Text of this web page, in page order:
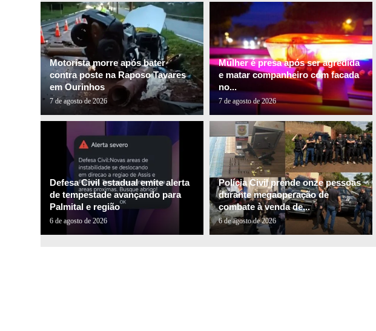
Motorista morre após bater
contra poste na Raposo Tavares
em Ourinhos
7 de agosto de 2026
Mulher é presa após ser agredida
e matar companheiro com facada
no...
7 de agosto de 2026
Defesa Civil estadual emite alerta
de tempestade avançando para
Palmital e região
6 de agosto de 2026
Polícia Civil prende onze pessoas
durante megaoperação de
combate à venda de...
6 de agosto de 2026